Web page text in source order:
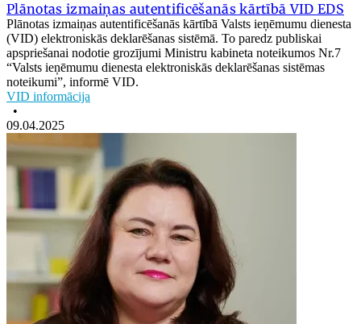
Plānotas izmaiņas autentificēšanās kārtībā VID EDS
Plānotas izmaiņas autentificēšanās kārtībā Valsts ieņēmumu dienesta
(VID) elektroniskās deklarēšanas sistēmā. To paredz publiskai
apspriešanai nodotie grozījumi Ministru kabineta noteikumos Nr.7
“Valsts ieņēmumu dienesta elektroniskās deklarēšanas sistēmas
noteikumi”, informē VID.
VID informācija
•
09.04.2025